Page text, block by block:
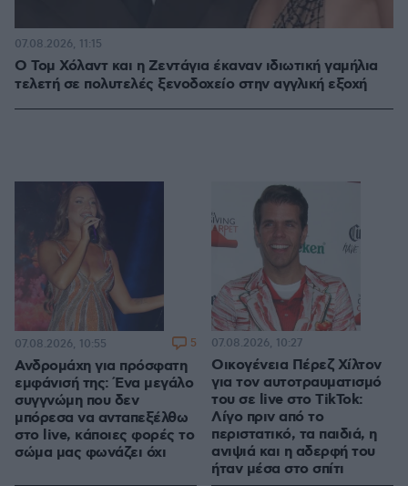
O Τομ Χόλαντ και η Ζεντάγια έκαναν ιδιωτική γαμήλια
τελετή σε πολυτελές ξενοδοχείο στην αγγλική εξοχή
07.08.2026, 11:15
Ανδρομάχη για πρόσφατη
εμφάνισή της: Ένα μεγάλο
συγγνώμη που δεν
μπόρεσα να ανταπεξέλθω
στο live, κάποιες φορές το
σώμα μας φωνάζει όχι
07.08.2026, 10:55 5
Οικογένεια Πέρεζ Χίλτον
για τον αυτοτραυματισμό
του σε live στο TikTok:
Λίγο πριν από το
περιστατικό, τα παιδιά, η
ανιψιά και η αδερφή του
ήταν μέσα στο σπίτι
07.08.2026, 10:27